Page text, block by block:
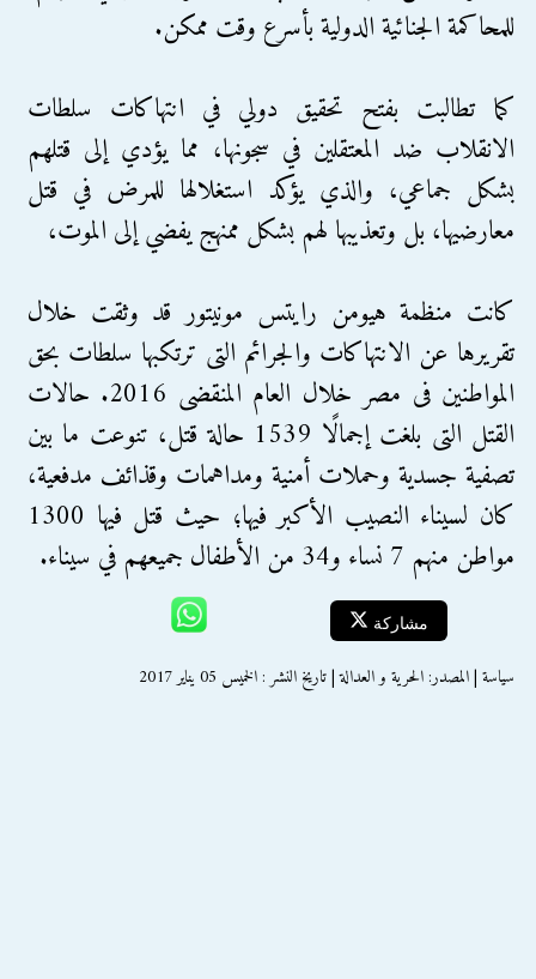
للمحاكمة الجنائية الدولية بأسرع وقت ممكن.
كما تطالبت بفتح تحقيق دولي في انتهاكات سلطات
الانقلاب ضد المعتقلين في سجونها، مما يؤدي إلى قتلهم
بشكل جماعي، والذي يؤكد استغلالها للمرض في قتل
معارضيها، بل وتعذيبها لهم بشكل ممنهج يفضي إلى الموت،
كانت منظمة هيومن رايتس مونيتور قد وثقت خلال
تقريرها عن الانتهاكات والجرائم التى ترتكبها سلطات بحق
المواطنين فى مصر خلال العام المنقضى 2016. حالات
القتل التى بلغت إجمالًا 1539 حالة قتل، تنوعت ما بين
تصفية جسدية وحملات أمنية ومداهمات وقذائف مدفعية،
كان لسيناء النصيب الأكبر فيها؛ حيث قتل فيها 1300
مواطن منهم 7 نساء و34 من الأطفال جميعهم في سيناء.
مشاركة
سياسة | المصدر: الحرية و العدالة | تاريخ النشر : الخميس 05 يناير 2017